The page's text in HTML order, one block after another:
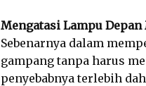
Mengatasi Lampu
Sebenarnya dalam
gampang tanpa harus
penyebabnyaterlebih